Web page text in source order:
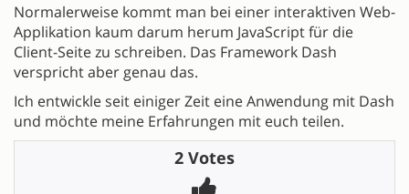
Normalerweise kommt man bei einer interaktiven Web-
Applikation kaum darum herum JavaScript für die
Client-Seite zu schreiben. Das Framework Dash
verspricht aber genau das.
Ich entwickle seit einiger Zeit eine Anwendung mit Dash
und möchte meine Erfahrungen mit euch teilen.
2 Votes